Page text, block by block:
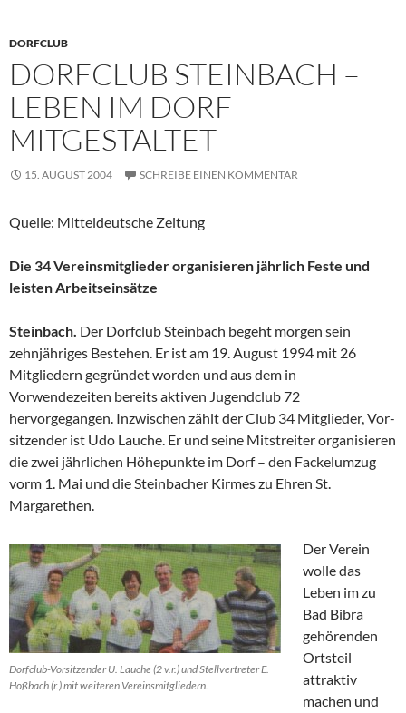
DORFCLUB
DORFCLUB STEINBACH –
LEBEN IM DORF
MITGESTALTET
15. AUGUST 2004 SCHREIBE EINEN KOMMENTAR
Quelle: Mitteldeutsche Zeitung
Die 34 Vereinsmitglieder organisieren jährlich Feste und
leisten Arbeitseinsätze
Steinbach. Der Dorfclub Steinbach begeht morgen sein
zehnjähriges Bestehen. Er ist am 19. August 1994 mit 26
Mitgliedern gegründet worden und aus dem in
Vorwendezeiten bereits aktiven Jugendclub 72
hervorgegangen. Inzwischen zählt der Club 34 Mitglieder, Vor-
sitzender ist Udo Lauche. Er und seine Mitstreiter organisieren
die zwei jährlichen Höhepunkte im Dorf – den Fackelumzug
vorm 1. Mai und die Steinbacher Kirmes zu Ehren St.
Margarethen.
Dorfclub-Vorsitzender U. Lauche (2 v.r.) und Stellvertreter E.
Hoßbach (r.) mit weiteren Vereinsmitgliedern.
Der Verein
wolle das
Leben im zu
Bad Bibra
gehörenden
Ortsteil
attraktiv
machen und